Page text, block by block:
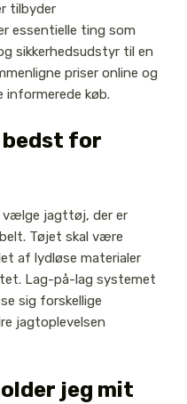
tilbyder
essentielle ting som
sikkerhedsudstyr til en
priser online og
køb.
for
vælge jagttøj, der er
Tøjet skal være
af lydløse materialer
Lag-på-lag systemet
sig forskellige
jagtoplevelsen
jeg mit